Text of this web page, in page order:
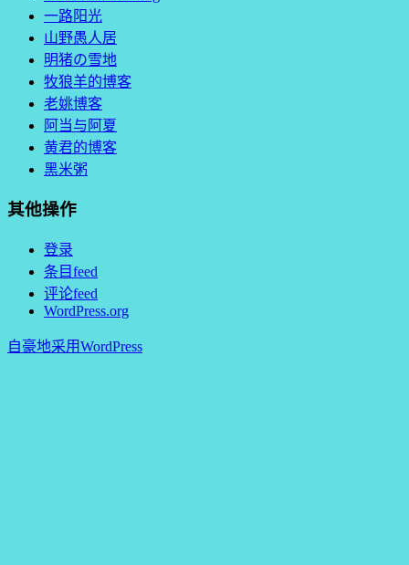
一路阳光
山野愚人居
明猪の雪地
牧狼羊的博客
老姚博客
阿当与阿夏
黄君的博客
黑米粥
其他操作
登录
条目feed
评论feed
WordPress.org
自豪地采用WordPress